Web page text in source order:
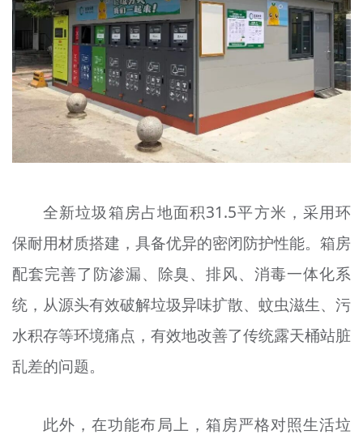
全新垃圾箱房占地面积31.5平方米，采用环
保耐用材质搭建，具备优异的密闭防护性能。箱房
配套完善了防渗漏、除臭、排风、消毒一体化系
统，从源头有效破解垃圾异味扩散、蚊虫滋生、污
水积存等环境痛点，有效地改善了传统露天桶站脏
乱差的问题。
此外，在功能布局上，箱房严格对照生活垃